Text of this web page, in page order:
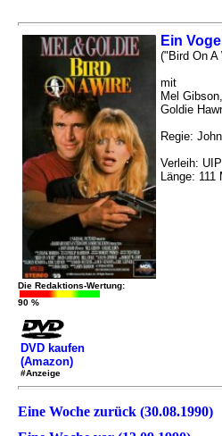
Ein
("Bird On A
mit
Mel Gibson,
Goldie
Regie:
Verleih: UIP
Länge: 111
Die Redaktions-Wertung:
90 %
DVD kaufen
(Amazon)
#Anzeige
Eine Woche zurück (30.08.1990)